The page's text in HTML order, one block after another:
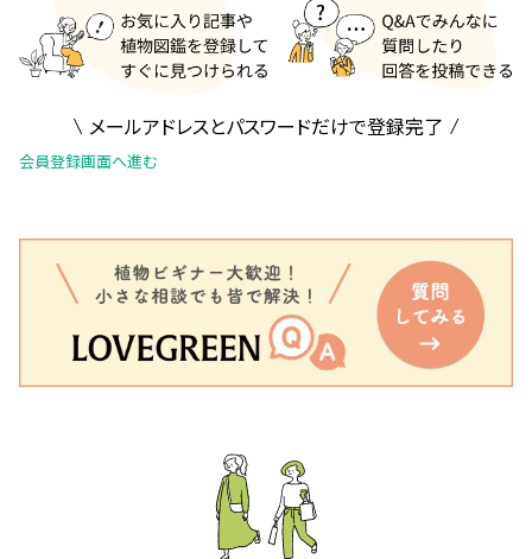
メールアドレスとパスワードだけで登録完了
会員登録画面へ進む